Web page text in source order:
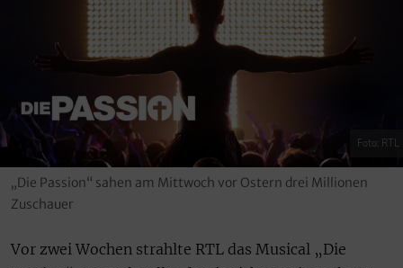
Foto: RTL
„Die Passion“ sahen am Mittwoch vor Ostern drei Millionen
Zuschauer
Vor zwei Wochen strahlte RTL das Musical „Die